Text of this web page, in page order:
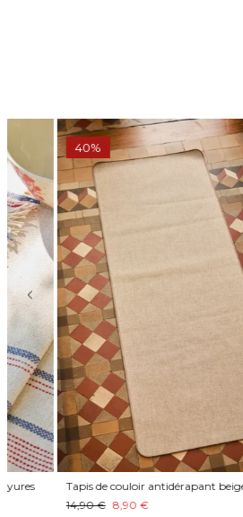
Tapis de couloir antidérapant beige Dubai
8,90 €